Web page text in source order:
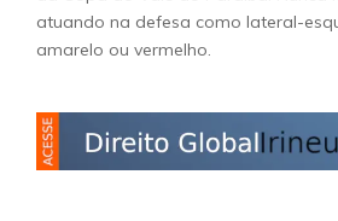
atuando na defesa como lateral-
amarelo ou vermelho.